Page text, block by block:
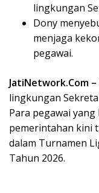
lingkungan
Dony
menjaga
pegawai.
JatiNetwork.Com –
lingkungan
Para pegawai
pemerintahan kini
dalam Turnamen
Tahun 2026.